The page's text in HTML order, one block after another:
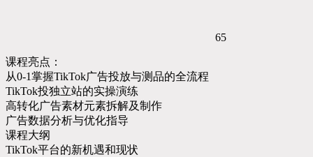
65
课程亮点：
从0-1掌握TikTok广告投放与测品的全流程
TikTok投独立站的实操演练
高转化广告素材元素拆解及制作
广告数据分析与优化指导
课程大纲
TikTok平台的新机遇和现状